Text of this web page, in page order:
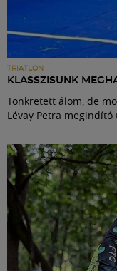
TRIATLON
KLASSZISUNK
Tönkretett álom, de
Lévay Petra megindító
Szolgáltatások
Shop
Közösség
Múzeum
English